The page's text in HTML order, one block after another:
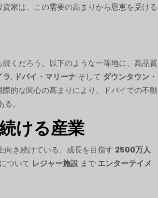
家は、この需要の高まりから恩恵を受ける
くだろう。以下のような一等地に、高品質
ラ, ドバイ・マリーナ そして ダウンタウン・
的な関心の高まりにより、ドバイでの不動
。
ける産業
向き続けている。成長を目指す 2500万人
ついて レジャー施設 まで エンターテイメ